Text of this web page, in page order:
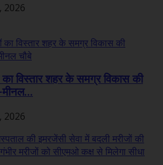
2026
विस्तार शहर के समग्र विकास की
2026